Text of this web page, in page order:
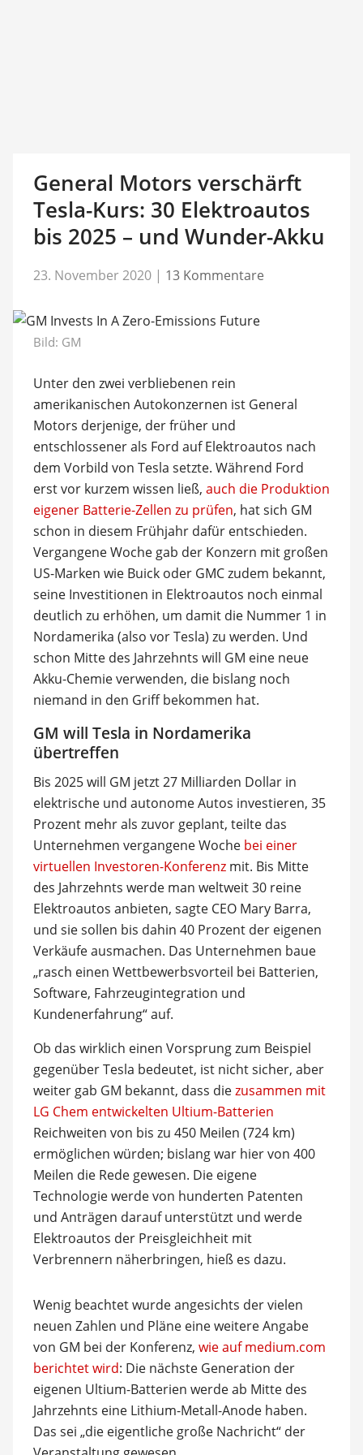
General Motors verschärft
Tesla-Kurs: 30 Elektroautos
bis 2025 – und Wunder-Akku
23. November 2020 | 13 Kommentare
Bild: GM
Unter den zwei verbliebenen rein
amerikanischen Autokonzernen ist General
Motors derjenige, der früher und
entschlossener als Ford auf Elektroautos nach
dem Vorbild von Tesla setzte. Während Ford
erst vor kurzem wissen ließ, auch die Produktion
eigener Batterie-Zellen zu prüfen, hat sich GM
schon in diesem Frühjahr dafür entschieden.
Vergangene Woche gab der Konzern mit großen
US-Marken wie Buick oder GMC zudem bekannt,
seine Investitionen in Elektroautos noch einmal
deutlich zu erhöhen, um damit die Nummer 1 in
Nordamerika (also vor Tesla) zu werden. Und
schon Mitte des Jahrzehnts will GM eine neue
Akku-Chemie verwenden, die bislang noch
niemand in den Griff bekommen hat.
GM will Tesla in Nordamerika
übertreffen
Bis 2025 will GM jetzt 27 Milliarden Dollar in
elektrische und autonome Autos investieren, 35
Prozent mehr als zuvor geplant, teilte das
Unternehmen vergangene Woche bei einer
virtuellen Investoren-Konferenzmit. Bis Mitte
des Jahrzehnts werde man weltweit 30 reine
Elektroautos anbieten, sagte CEO Mary Barra,
und sie sollen bis dahin 40 Prozent der eigenen
Verkäufe ausmachen. Das Unternehmen baue
„rasch einen Wettbewerbsvorteil bei Batterien,
Software, Fahrzeugintegration und
Kundenerfahrung“ auf.
Ob das wirklich einen Vorsprung zum Beispiel
gegenüber Tesla bedeutet, ist nicht sicher, aber
weiter gab GM bekannt, dass diezusammen mit
LG Chem entwickelten Ultium-Batterien
Reichweiten von bis zu 450 Meilen (724 km)
ermöglichen würden; bislang war hier von 400
Meilen die Rede gewesen. Die eigene
Technologie werde von hunderten Patenten
und Anträgen darauf unterstützt und werde
Elektroautos der Preisgleichheit mit
Verbrennern näherbringen, hieß es dazu.
Wenig beachtet wurde angesichts der vielen
neuen Zahlen und Pläne eine weitere Angabe
von GM bei der Konferenz, wie auf medium.com
berichtet wird: Die nächste Generation der
eigenen Ultium-Batterien werde ab Mitte des
Jahrzehnts eine Lithium-Metall-Anode haben.
Das sei „die eigentliche große Nachricht“ der